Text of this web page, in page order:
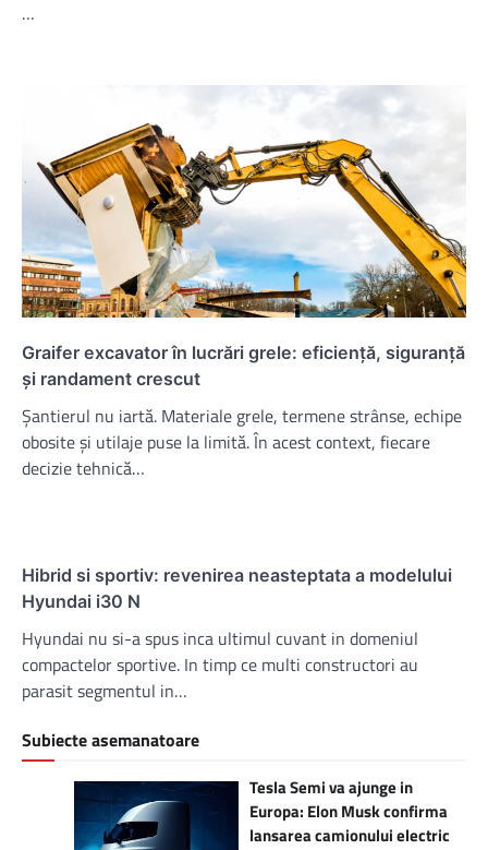
…
Graifer excavator în lucrări grele: eficiență, siguranță
și randament crescut
Șantierul nu iartă. Materiale grele, termene strânse, echipe
obosite și utilaje puse la limită. În acest context, fiecare
decizie tehnică…
Hibrid si sportiv: revenirea neasteptata a modelului
Hyundai i30 N
Hyundai nu si-a spus inca ultimul cuvant in domeniul
compactelor sportive. In timp ce multi constructori au
parasit segmentul in…
Subiecte asemanatoare
Tesla Semi va ajunge in
Europa: Elon Musk confirma
lansarea camionului electric